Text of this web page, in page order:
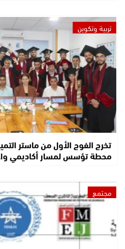
تربية وتكوين
تخرج الفوج الأول من ماستر
محطة تؤسس لمسار أكاديمي
مجتمع